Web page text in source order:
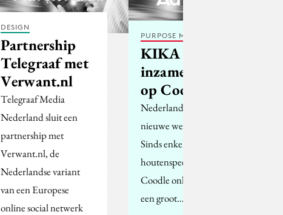
DESIGN
Partnership
Telegraaf met
Verwant.nl
Telegraaf Media
Nederland sluit een
partnership met
Verwant.nl, de
Nederlandse variant
van een Europese
online social netwerk
PURPOSE MARKETING
KIKA
inzamelingsinitiatief
op Coodle.nl
Nederland is weer een
nieuwe webshop rijker.
Sinds enkele weken is de
houtenspeelgoed website
Coodle online. Op de site is
een groot…